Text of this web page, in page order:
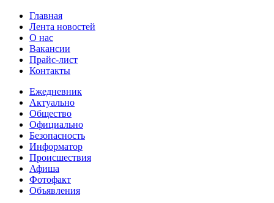
Главная
Лента новостей
О нас
Вакансии
Прайс-лист
Контакты
Ежедневник
Актуально
Общество
Официально
Безопасность
Информатор
Происшествия
Афиша
Фотофакт
Объявления